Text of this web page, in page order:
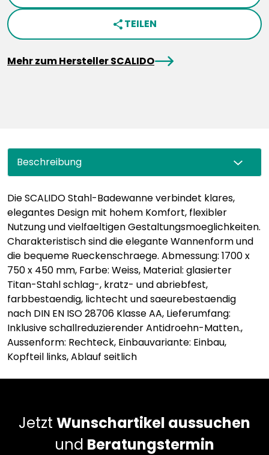
share TEILEN
Mehr zum Hersteller SCALIDOarrowRight
Beschreibung
Die SCALIDO Stahl-Badewanne verbindet klares,
elegantes Design mit hohem Komfort, flexibler
Nutzung und vielfaeltigen Gestaltungsmoeglichkeiten.
Charakteristisch sind die elegante Wannenform und
die bequeme Rueckenschraege. Abmessung: 1700 x
750 x 450 mm, Farbe: Weiss, Material: glasierter
Titan-Stahl schlag-, kratz- und abriebfest,
farbbestaendig, lichtecht und saeurebestaendig
nach DIN EN ISO 28706 Klasse AA, Lieferumfang:
Inklusive schallreduzierender Antidroehn-Matten.,
Aussenform: Rechteck, Einbauvariante: Einbau,
Kopfteil links, Ablauf seitlich
Jetzt Wunschartikel aussuchen
und Beratungstermin